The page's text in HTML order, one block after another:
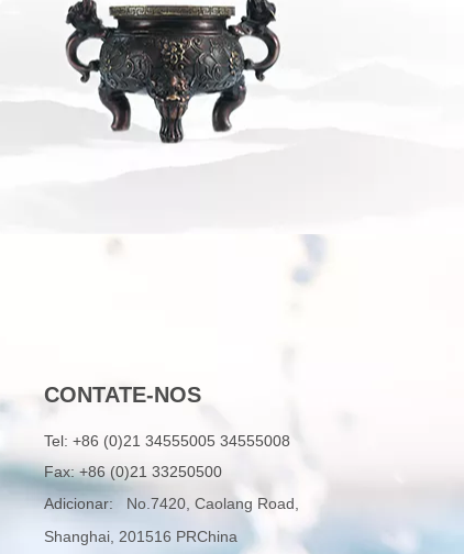
CONTATE-NOS
Tel: +86 (0)21 34555005 34555008
Fax: +86 (0)21 33250500
Adicionar: No.7420, Caolang Road,
Shanghai, 201516 PRChina